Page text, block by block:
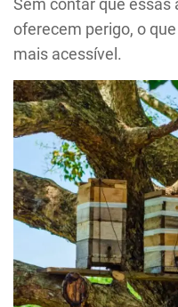
Sem contar que essas
oferecem perigo, o
mais acessível.